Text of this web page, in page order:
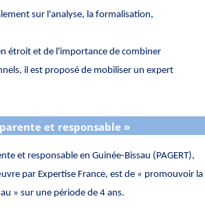
sur l'analyse, la formalisation,
étroit et de l'importance de combiner
il est proposé de mobiliser un expert
et responsable »
et responsable en Guinée-Bissau (PAGERT),
par Expertise France, est de « promouvoir la
» sur une période de 4 ans.